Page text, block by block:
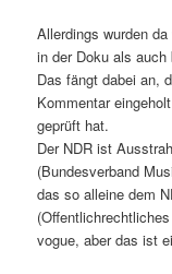
Allerdings wurden
in der Doku als
Das fängt dabei an,
Kommentar
geprüft hat.
Der NDR ist
(Bundesverband
das so alleine dem
vogue, aber das ist